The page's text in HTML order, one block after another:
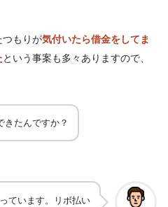
もりが気付いたら借金をしてま
という事案も多々ありますので、
きたんですか？
ています。リボ払い